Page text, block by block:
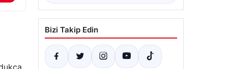
Bizi Takip Edin